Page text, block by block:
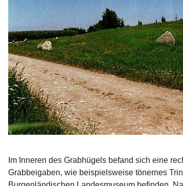
Im Inneren des Grabhügels be­fand sich eine
Grabbeigaben, wie beispiels­weise tönernes